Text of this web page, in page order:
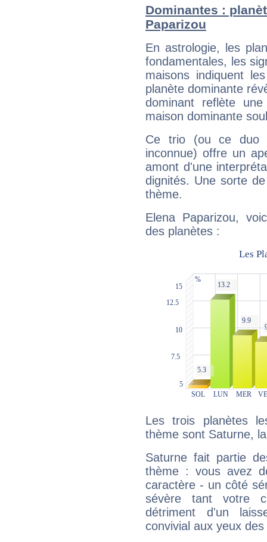
Dominantes :
Paparizou
En astrologie, les
fondamentales, les
maisons indiquent
planète dominante
dominant reflète
maison dominante
Ce trio (ou ce duo
inconnue) offre un
amont d'une
dignités. Une sorte
thème.
Elena Paparizou,
des planètes :
Les trois planètes
thème sont Saturne,
Saturne fait partie
thème : vous avez
caractère - un côté
sévère tant votre
détriment d'un
convivial aux yeux